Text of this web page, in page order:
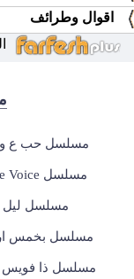
اقوال وطرائف
مسلسل حب ع
مسلسل The Voice
مسلسل ليل
مسلسل بخمس
مسلسل ذا فويس